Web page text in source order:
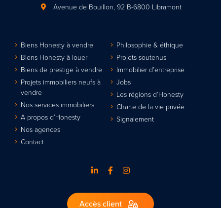
Avenue de Bouillon, 92 B-6800 Libramont
Biens Honesty à vendre
Biens Honesty à louer
Biens de prestige à vendre
Projets immobiliers neufs à
vendre
Nos services immobiliers
A propos d’Honesty
Nos agences
Contact
Philosophie & éthique
Projets soutenus
Immobilier d’entreprise
Jobs
Les régions d’Honesty
Charte de la vie privée
Signalement
Accès client